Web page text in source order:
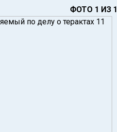
ФОТО 1 ИЗ 1